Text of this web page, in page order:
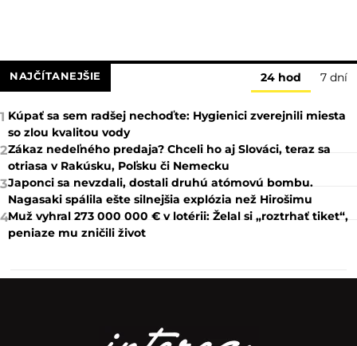
NAJČÍTANEJŠIE 24 hod 7 dní
1 Kúpať sa sem radšej nechoďte: Hygienici zverejnili miesta
so zlou kvalitou vody
2Zákaz nedeľného predaja? Chceli ho aj Slováci, teraz sa
otriasa v Rakúsku, Poľsku či Nemecku
3Japonci sa nevzdali, dostali druhú atómovú bombu.
Nagasaki spálila ešte silnejšia explózia než Hirošimu
4Muž vyhral 273 000 000 € v lotérii: Želal si „roztrhať tiket“,
peniaze mu zničili život